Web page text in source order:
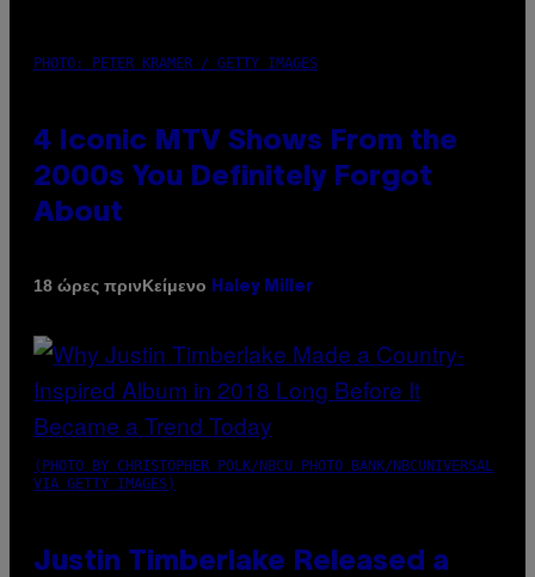
PHOTO: PETER KRAMER / GETTY IMAGES
4 Iconic MTV Shows From the
2000s You Definitely Forgot
About
18 ώρες πρινΚείμενο Haley Miller
(PHOTO BY CHRISTOPHER POLK/NBCU PHOTO BANK/NBCUNIVERSAL
VIA GETTY IMAGES)
Justin Timberlake Released a